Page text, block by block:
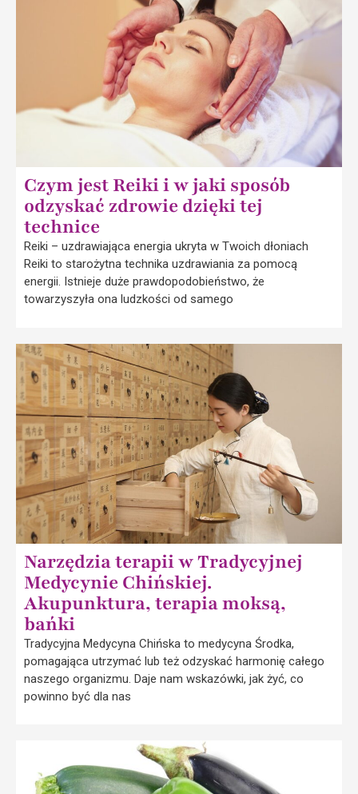
Czym jest Reiki i w jaki sposób
odzyskać zdrowie dzięki tej
technice
Reiki – uzdrawiająca energia ukryta w Twoich dłoniach
Reiki to starożytna technika uzdrawiania za pomocą
energii. Istnieje duże prawdopodobieństwo, że
towarzyszyła ona ludzkości od samego
Narzędzia terapii w Tradycyjnej
Medycynie Chińskiej.
Akupunktura, terapia moksą,
bańki
Tradycyjna Medycyna Chińska to medycyna Środka,
pomagająca utrzymać lub też odzyskać harmonię całego
naszego organizmu. Daje nam wskazówki, jak żyć, co
powinno być dla nas